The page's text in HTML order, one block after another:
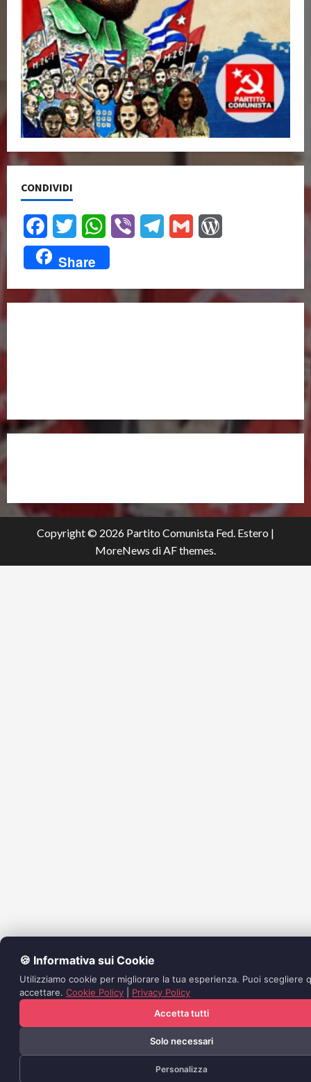
CONDIVIDI
FacebookTwitter WhatsApp
Viber TelegramGmail
Share
Copyright © 2026 Partito Comunista Fed. Estero |
MoreNews di AF themes.
🍪 Informativa sui Cookie
Utilizziamo cookie per migliorare la tua esperienza. Puoi scegliere
accettare. Cookie Policy
Privacy Policy
Accetta tutti
Solo necessari
Personalizza